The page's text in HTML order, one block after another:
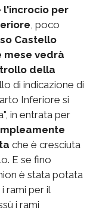
l'incrocio per
, poco
Castello
mese vedrà
della
di indicazione di
Inferiore si
in entrata per
che è cresciuta
E se fino
è stata potata
rami per il
i rami